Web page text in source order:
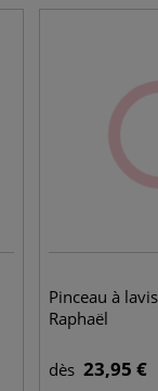
Pinceau à
Raphaël
dès 23,95 €